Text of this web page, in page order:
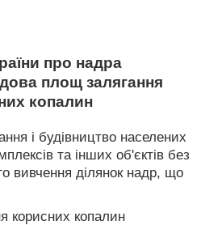
про надра
площ залягання
копалин
і будівництво населених
та інших об'єктів без
вивчення ділянок надр, що
корисних копалин